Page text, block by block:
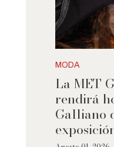
MODA
La MET
rendirá
Galliano